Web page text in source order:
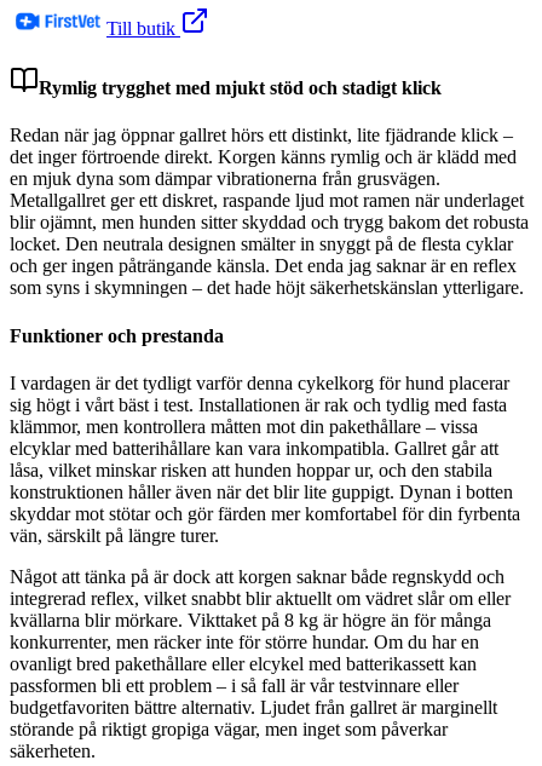
Till butik
Rymlig trygghet med mjukt stöd och stadigt klick
Redan när jag öppnar gallret hörs ett distinkt, lite fjädrande klick –
det inger förtroende direkt. Korgen känns rymlig och är klädd med
en mjuk dyna som dämpar vibrationerna från grusvägen.
Metallgallret ger ett diskret, raspande ljud mot ramen när underlaget
blir ojämnt, men hunden sitter skyddad och trygg bakom det robusta
locket. Den neutrala designen smälter in snyggt på de flesta cyklar
och ger ingen påträngande känsla. Det enda jag saknar är en reflex
som syns i skymningen – det hade höjt säkerhetskänslan ytterligare.
Funktioner och prestanda
I vardagen är det tydligt varför denna cykelkorg för hund placerar
sig högt i vårt bäst i test. Installationen är rak och tydlig med fasta
klämmor, men kontrollera måtten mot din pakethållare – vissa
elcyklar med batterihållare kan vara inkompatibla. Gallret går att
låsa, vilket minskar risken att hunden hoppar ur, och den stabila
konstruktionen håller även när det blir lite guppigt. Dynan i botten
skyddar mot stötar och gör färden mer komfortabel för din fyrbenta
vän, särskilt på längre turer.
Något att tänka på är dock att korgen saknar både regnskydd och
integrerad reflex, vilket snabbt blir aktuellt om vädret slår om eller
kvällarna blir mörkare. Vikttaket på 8 kg är högre än för många
konkurrenter, men räcker inte för större hundar. Om du har en
ovanligt bred pakethållare eller elcykel med batterikassett kan
passformen bli ett problem – i så fall är vår testvinnare eller
budgetfavoriten bättre alternativ. Ljudet från gallret är marginellt
störande på riktigt gropiga vägar, men inget som påverkar
säkerheten.